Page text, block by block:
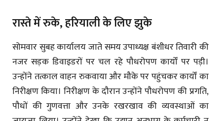
रास्ते में रुके, हरियाली के लिए झुके
सोमवार सुबह कार्यालय जाते समय उपाध्यक्ष बंशीधर तिवारी की
नजर सड़क डिवाइडरों पर चल रहे पौधरोपण कार्यों पर पड़ी।
उन्होंने तत्काल वाहन रुकवाया और मौके पर पहुंचकर कार्यों का
निरीक्षण किया। निरीक्षण के दौरान उन्होंने पौधरोपण की प्रगति,
पौधों की गुणवत्ता और उनके रखरखाव की व्यवस्थाओं का